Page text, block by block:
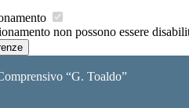
non possono essere
“G. Toaldo”